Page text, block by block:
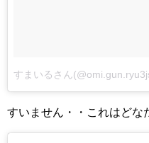
すまいるさん
すいません・・これはどな